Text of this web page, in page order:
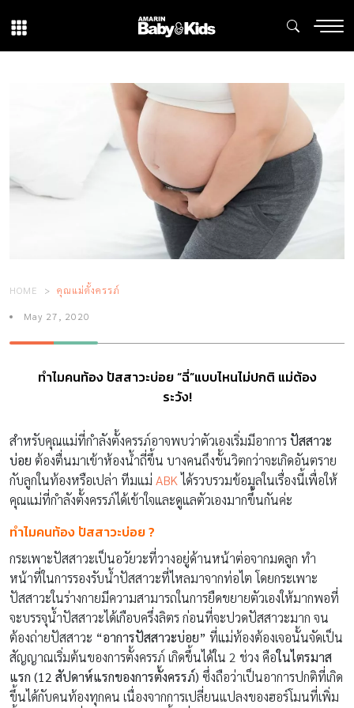
HOME คุณแม่ตั้งครรภ์
May 27, 2020
ทำไมคนท้อง ปัสสาวะบ่อย “ฉี่”แบบไหนไม่ปกติ แม่ต้อง
ระวัง!
สำหรับคุณแม่ที่กำลังตั้งครรภ์อาจพบว่าตัวเองเริ่มมีอาการปัสสาวะ
บ่อย ต้องตื่นมาเข้าห้องน้ำถี่ขึ้น บางคนถึงขั้นวิตกว่าจะเกิดอันตราย
กับลูกในท้องหรือเปล่า ทีมแม่ ABKได้รวบรวมข้อมูลในเรื่องนี้เพื่อให้
คุณแม่ที่กำลังตั้งครรภ์ได้เข้าใจและดูแลตัวเองมากขึ้นกันค่ะ
ทำไมคนท้อง ปัสสาวะบ่อย ?
กระเพาะปัสสาวะเป็นอวัยวะที่วางอยู่ด้านหน้าต่อจากมดลูก ทำ
หน้าที่ในการรองรับน้ำปัสสาวะที่ไหลมาจากท่อไต โดยกระเพาะ
ปัสสาวะในร่างกายมีความสามารถในการยืดขยายตัวเองให้มากพอที่
จะบรรจุน้ำปัสสาวะได้เกือบครึ่งลิตร ก่อนที่จะปวดปัสสาวะมาก จน
ต้องถ่ายปัสสาวะ “อาการปัสสาวะบ่อย” ที่แม่ท้องต้องเจอนั้นจัดเป็น
สัญญาณเริ่มต้นของการตั้งครรภ์ เกิดขึ้นได้ใน 2 ช่วง คือในไตรมาส
แรก (12 สัปดาห์แรกของการตั้งครรภ์) ซึ่งถือว่าเป็นอาการปกติที่เกิด
ขึ้นได้กับคนท้องทุกคน เนื่องจากการเปลี่ยนแปลงของฮอร์โมนที่เพิ่ม